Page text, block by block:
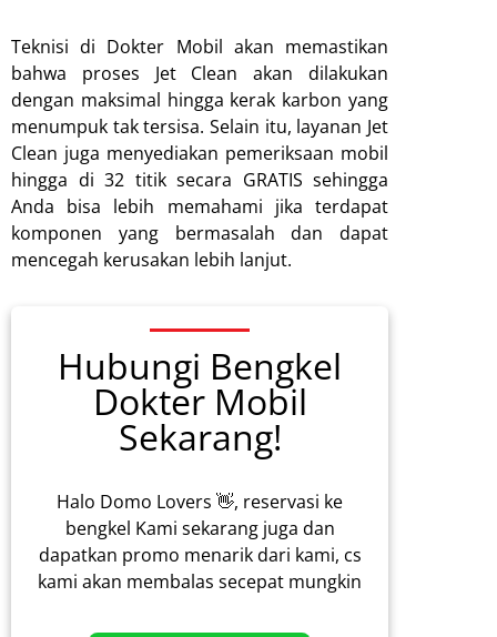
Teknisi di Dokter Mobil akan memastikan
bahwa proses Jet Clean akan dilakukan
dengan maksimal hingga kerak karbon yang
menumpuk tak tersisa. Selain itu, layanan Jet
Clean juga menyediakan pemeriksaan mobil
hingga di 32 titik secara GRATIS sehingga
Anda bisa lebih memahami jika terdapat
komponen yang bermasalah dan dapat
mencegah kerusakan lebih lanjut.
Hubungi Bengkel
Dokter Mobil
Sekarang!
Halo Domo Lovers 👋, reservasi ke
bengkel Kami sekarang juga dan
dapatkan promo menarik dari kami, cs
kami akan membalas secepat mungkin